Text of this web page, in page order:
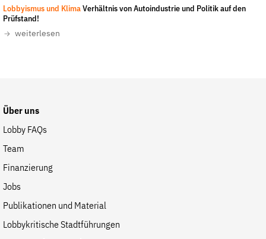
Testamentsspende
Presse
Suche
auf
der
FacebookMastodonBluesky
Lobbyismus und Klima Verhältnis von Autoindustrie und Politik auf den
Prüfstand!
weiterlesen
Über uns
Lobby FAQs
Team
Finanzierung
Jobs
Publikationen und Material
Lobbykritische Stadtführungen